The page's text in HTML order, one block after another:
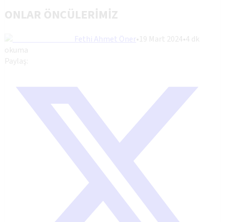
ONLAR ÖNCÜLERİMİZ
Fethi Ahmet Öner•19 Mart 2024• 4 dk
okuma
Paylaş: